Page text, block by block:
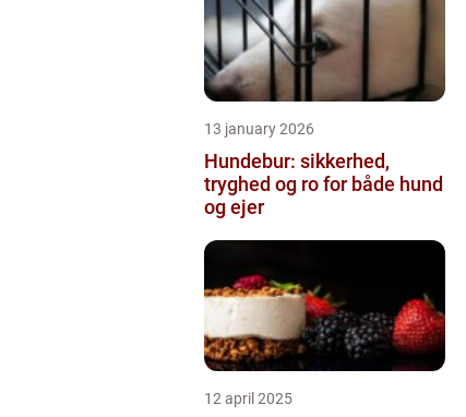
13 january 2026
Hundebur: sikkerhed,
tryghed og ro for både hund
og ejer
12 april 2025